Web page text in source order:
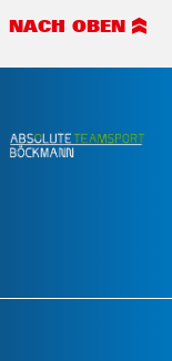
NACH OBEN